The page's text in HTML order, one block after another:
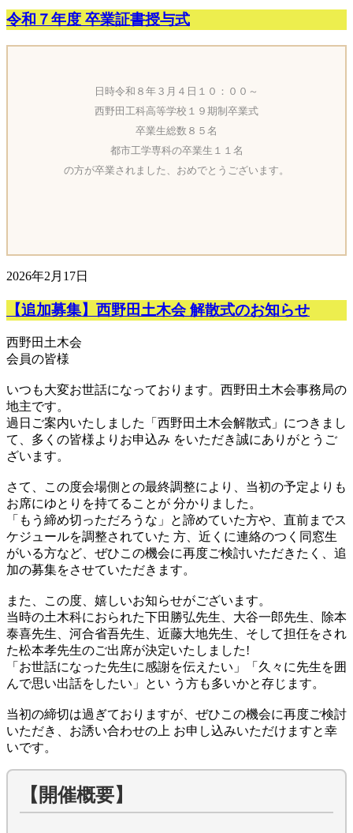
令和７年度 卒業証書授与式
日時令和８年３月４日１０：００～
西野田工科高等学校１９期制卒業式
卒業生総数８５名
都市工学専科の卒業生１１名
の方が卒業されました、おめでとうございます。
2026年2月17日
【追加募集】西野田土木会 解散式のお知らせ
西野田土木会
会員の皆様
いつも大変お世話になっております。西野田土木会事務局の
地主です。
過日ご案内いたしました「西野田土木会解散式」につきまし
て、多くの皆様よりお申込み をいただき誠にありがとうご
ざいます。
さて、この度会場側との最終調整により、当初の予定よりも
お席にゆとりを持てることが 分かりました。
「もう締め切っただろうな」と諦めていた方や、直前までス
ケジュールを調整されていた 方、近くに連絡のつく同窓生
がいる方など、ぜひこの機会に再度ご検討いただきたく、追
加の募集をさせていただきます。
また、この度、嬉しいお知らせがございます。
当時の土木科におられた下田勝弘先生、大谷一郎先生、除本
泰喜先生、河合省吾先生、近藤大地先生、そして担任をされ
た松本孝先生のご出席が決定いたしました!
「お世話になった先生に感謝を伝えたい」「久々に先生を囲
んで思い出話をしたい」とい う方も多いかと存じます。
当初の締切は過ぎておりますが、ぜひこの機会に再度ご検討
いただき、お誘い合わせの上 お申し込みいただけますと幸
いです。
【開催概要】